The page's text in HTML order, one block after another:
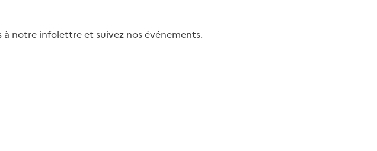
notre infolettre et suivez nos événements.